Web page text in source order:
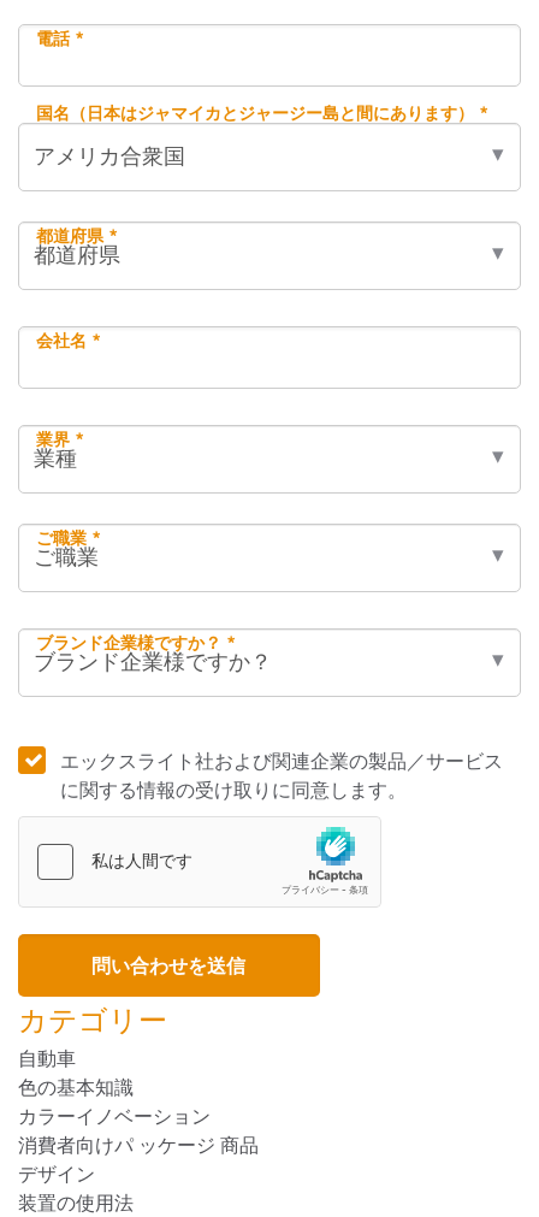
電話 *
国名（日本はジャマイカとジャージー島と間にあります） *
都道府県 *
会社名 *
業界 *
ご職業 *
ブランド企業様ですか？ *
エックスライト社および関連企業の製品／サービス
に関する情報の受け取りに同意します。
カテゴリー
自動車
色の基本知識
カラーイノベーション
消費者向けパ ッケージ 商品
デザイン
装置の使用法